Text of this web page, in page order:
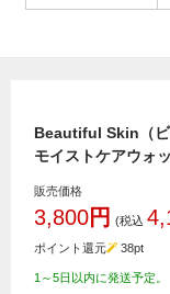
Beautiful Skin（ビ
モイストケアウォ
販売価格
3,800円 (税込
ポイント還元 38pt
1～5日以内に発送予定。